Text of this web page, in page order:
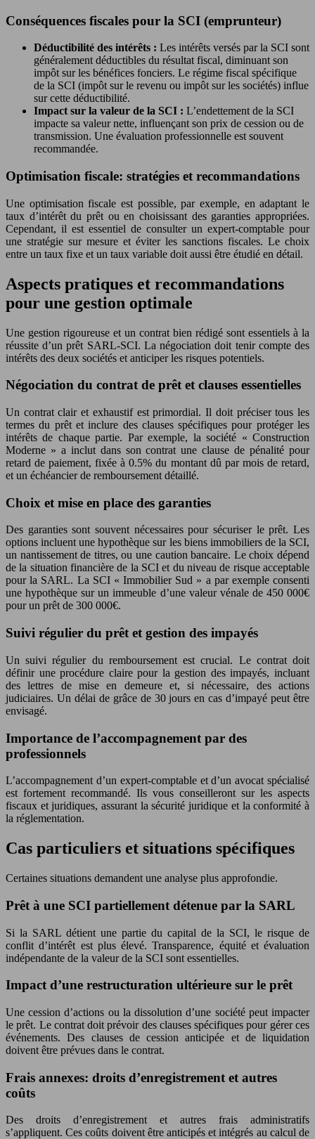
Conséquences fiscales pour la SCI (emprunteur)
Déductibilité des intérêts : Les intérêts versés par la SCI sont
généralement déductibles du résultat fiscal, diminuant son
impôt sur les bénéfices fonciers. Le régime fiscal spécifique
de la SCI (impôt sur le revenu ou impôt sur les sociétés) influe
sur cette déductibilité.
Impact sur la valeur de la SCI : L’endettement de la SCI
impacte sa valeur nette, influençant son prix de cession ou de
transmission. Une évaluation professionnelle est souvent
recommandée.
Optimisation fiscale: stratégies et recommandations
Une optimisation fiscale est possible, par exemple, en adaptant le
taux d’intérêt du prêt ou en choisissant des garanties appropriées.
Cependant, il est essentiel de consulter un expert-comptable pour
une stratégie sur mesure et éviter les sanctions fiscales. Le choix
entre un taux fixe et un taux variable doit aussi être étudié en détail.
Aspects pratiques et recommandations
pour une gestion optimale
Une gestion rigoureuse et un contrat bien rédigé sont essentiels à la
réussite d’un prêt SARL-SCI. La négociation doit tenir compte des
intérêts des deux sociétés et anticiper les risques potentiels.
Négociation du contrat de prêt et clauses essentielles
Un contrat clair et exhaustif est primordial. Il doit préciser tous les
termes du prêt et inclure des clauses spécifiques pour protéger les
intérêts de chaque partie. Par exemple, la société « Construction
Moderne » a inclut dans son contrat une clause de pénalité pour
retard de paiement, fixée à 0.5% du montant dû par mois de retard,
et un échéancier de remboursement détaillé.
Choix et mise en place des garanties
Des garanties sont souvent nécessaires pour sécuriser le prêt. Les
options incluent une hypothèque sur les biens immobiliers de la SCI,
un nantissement de titres, ou une caution bancaire. Le choix dépend
de la situation financière de la SCI et du niveau de risque acceptable
pour la SARL. La SCI « Immobilier Sud » a par exemple consenti
une hypothèque sur un immeuble d’une valeur vénale de 450 000€
pour un prêt de 300 000€.
Suivi régulier du prêt et gestion des impayés
Un suivi régulier du remboursement est crucial. Le contrat doit
définir une procédure claire pour la gestion des impayés, incluant
des lettres de mise en demeure et, si nécessaire, des actions
judiciaires. Un délai de grâce de 30 jours en cas d’impayé peut être
envisagé.
Importance de l’accompagnement par des
professionnels
L’accompagnement d’un expert-comptable et d’un avocat spécialisé
est fortement recommandé. Ils vous conseilleront sur les aspects
fiscaux et juridiques, assurant la sécurité juridique et la conformité à
la réglementation.
Cas particuliers et situations spécifiques
Certaines situations demandent une analyse plus approfondie.
Prêt à une SCI partiellement détenue par la SARL
Si la SARL détient une partie du capital de la SCI, le risque de
conflit d’intérêt est plus élevé. Transparence, équité et évaluation
indépendante de la valeur de la SCI sont essentielles.
Impact d’une restructuration ultérieure sur le prêt
Une cession d’actions ou la dissolution d’une société peut impacter
le prêt. Le contrat doit prévoir des clauses spécifiques pour gérer ces
événements. Des clauses de cession anticipée et de liquidation
doivent être prévues dans le contrat.
Frais annexes: droits d’enregistrement et autres
coûts
Des droits d’enregistrement et autres frais administratifs
s’appliquent. Ces coûts doivent être anticipés et intégrés au calcul de